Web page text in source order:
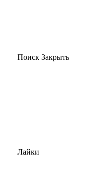
Поиск Закрыть
Лайки